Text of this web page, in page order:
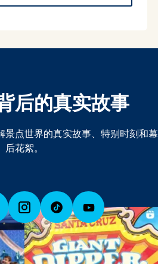
后的真实故事
景点世界的真实故事、特别时刻和幕
后花絮。